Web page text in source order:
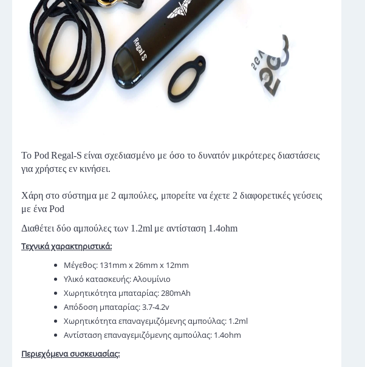
Το Pod Regal-S είναι σχεδιασμένο με όσο το δυνατόν μικρότερες διαστάσεις
για χρήστες εν κινήσει.
Χάρη στο σύστημα με 2 αμπούλες, μπορείτε να έχετε 2 διαφορετικές γεύσεις
με ένα Pod
Διαθέτει δύο αμπούλες των 1.2ml με αντίσταση 1.4ohm
Τεχνικά χαρακτηριστικά:
Μέγεθος: 131mm x 26mm x 12mm
Υλικό κατασκευής: Αλουμίνιο
Χωρητικότητα μπαταρίας: 280mAh
Απόδοση μπαταρίας: 3.7-4.2v
Χωρητικότητα επαναγεμιζόμενης αμπούλας: 1.2ml
Αντίσταση επαναγεμιζόμενης αμπούλας: 1.4ohm
Περιεχόμενα συσκευασίας: